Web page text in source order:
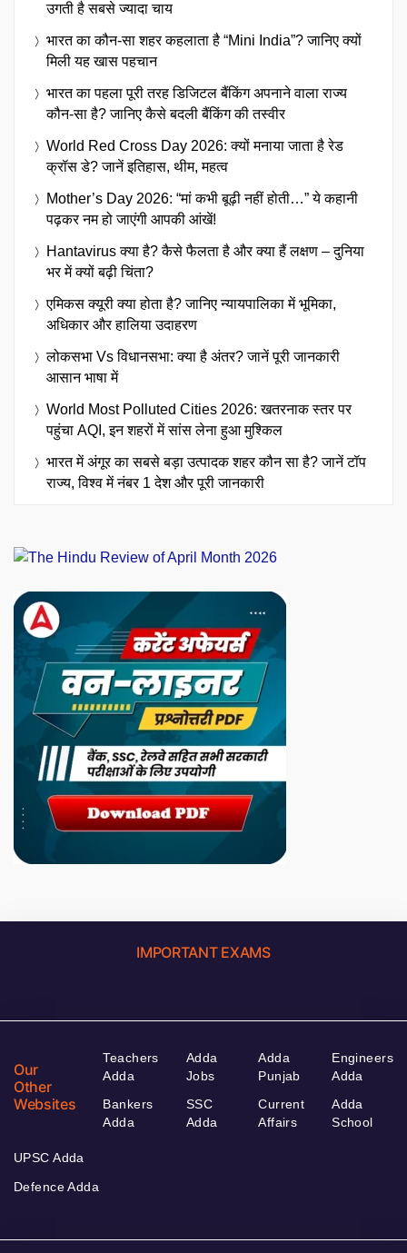
उगती है सबसे ज्यादा चाय
भारत का कौन-सा शहर कहलाता है “Mini India”? जानिए क्यों
मिली यह खास पहचान
भारत का पहला पूरी तरह डिजिटल बैंकिंग अपनाने वाला राज्य
कौन-सा है? जानिए कैसे बदली बैंकिंग की तस्वीर
World Red Cross Day 2026: क्यों मनाया जाता है रेड
क्रॉस डे? जानें इतिहास, थीम, महत्व
Mother’s Day 2026: “मां कभी बूढ़ी नहीं होती…” ये कहानी
पढ़कर नम हो जाएंगी आपकी आंखें!
Hantavirus क्या है? कैसे फैलता है और क्या हैं लक्षण – दुनिया
भर में क्यों बढ़ी चिंता?
एमिकस क्यूरी क्या होता है? जानिए न्यायपालिका में भूमिका,
अधिकार और हालिया उदाहरण
लोकसभा Vs विधानसभा: क्या है अंतर? जानें पूरी जानकारी
आसान भाषा में
World Most Polluted Cities 2026: खतरनाक स्तर पर
पहुंचा AQI, इन शहरों में सांस लेना हुआ मुश्किल
भारत में अंगूर का सबसे बड़ा उत्पादक शहर कौन सा है? जानें टॉप
राज्य, विश्व में नंबर 1 देश और पूरी जानकारी
IMPORTANT EXAMS
Our
Other
Websites
Teachers
Adda
Bankers
Adda
Adda
Jobs
SSC
Adda
Adda
Punjab
Current
Affairs
Engineers
Adda
Adda
School
UPSC Adda
Defence Adda